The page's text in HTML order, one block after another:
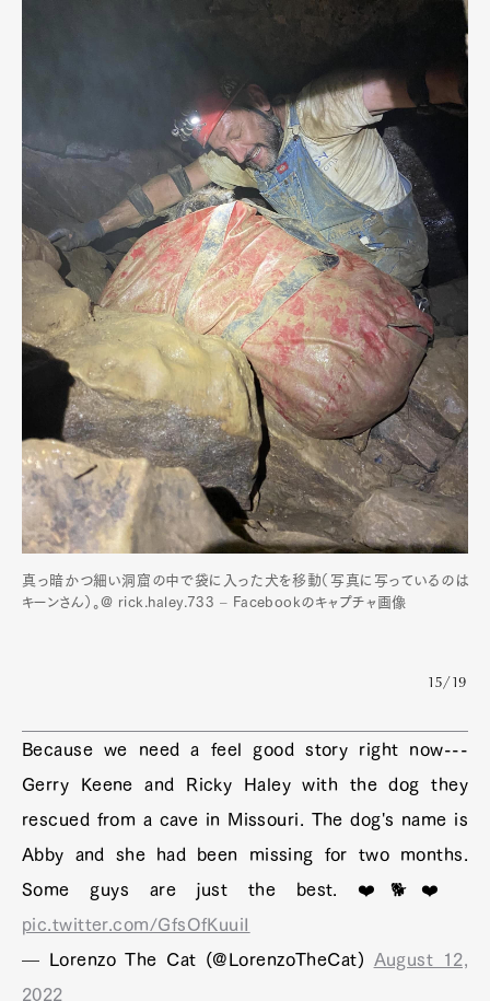
真っ暗かつ細い洞窟の中で袋に入った犬を移動（写真に写っているのは
キーンさん）。@ rick.haley.733 – Facebookのキャプチャ画像
15/19
Because we need a feel good story right now---
Gerry Keene and Ricky Haley with the dog they
rescued from a cave in Missouri. The dog's name is
Abby and she had been missing for two months.
Some guys are just the best. ❤️🐕❤️
pic.twitter.com/GfsOfKuuiI
— Lorenzo The Cat (@LorenzoTheCat) August 12,
2022